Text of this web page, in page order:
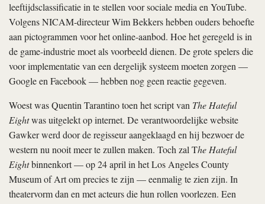
leeftijdsclassificatie in te stellen voor sociale media en YouTube.
Volgens NICAM-directeur Wim Bekkers hebben ouders behoefte
aan pictogrammen voor het online-aanbod. Hoe het geregeld is in
de game-industrie moet als voorbeeld dienen. De grote spelers die
voor implementatie van een dergelijk systeem moeten zorgen —
Google en Facebook — hebben nog geen reactie gegeven.
Woest was Quentin Tarantino toen het script van The Hateful
Eightwas uitgelekt op internet. De verantwoordelijke website
Gawker werd door de regisseur aangeklaagd en hij bezwoer de
western nu nooit meer te zullen maken. Toch zal The Hateful
Eightbinnenkort — op 24 april in het Los Angeles County
Museum of Art om precies te zijn — eenmalig te zien zijn. In
theatervorm dan en met acteurs die hun rollen voorlezen. Een